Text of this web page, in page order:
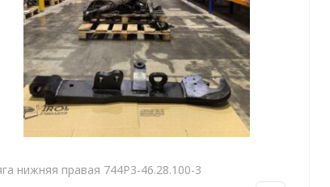
нижняя правая 744Р3-46.28.100-3